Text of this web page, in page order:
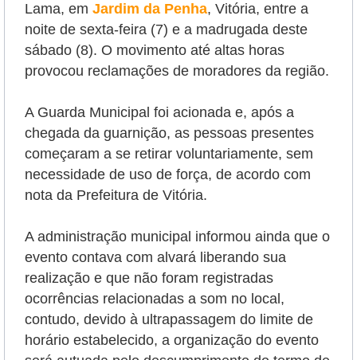
Lama, em Jardim da Penha, Vitória, entre a
noite de sexta-feira (7) e a madrugada deste
sábado (8). O movimento até altas horas
provocou reclamações de moradores da região.
A Guarda Municipal foi acionada e, após a
chegada da guarnição, as pessoas presentes
começaram a se retirar voluntariamente, sem
necessidade de uso de força, de acordo com
nota da Prefeitura de Vitória.
A administração municipal informou ainda que o
evento contava com alvará liberando sua
realização e que não foram registradas
ocorrências relacionadas a som no local,
contudo, devido à ultrapassagem do limite de
horário estabelecido, a organização do evento